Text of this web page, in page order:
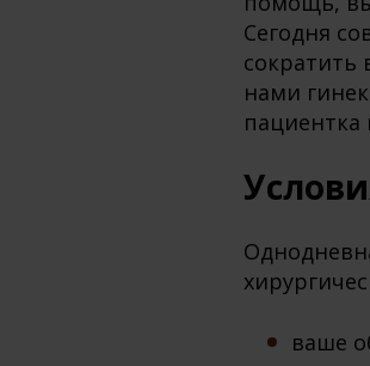
Сегодня
сократить
нами
ваше